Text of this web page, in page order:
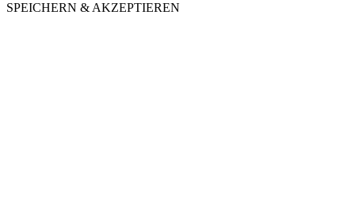
SPEICHERN & AKZEPTIEREN